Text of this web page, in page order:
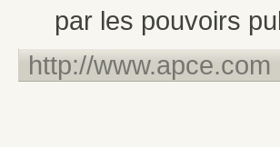
par les pouvoirs
http://www.apce.com